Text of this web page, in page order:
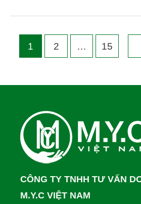
1 2 … 15
CÔNG TY TNHH TƯ VẤN
M.Y.C VIỆT NAM